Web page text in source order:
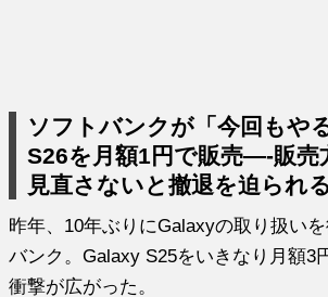
ソフトバンクが「今回もや
S26を月額1円で販売―-販売
見直さないと撤退を迫られ
昨年、10年ぶりにGalaxyの取り扱い
バンク。Galaxy S25をいきなり月額3
衝撃が広がった。